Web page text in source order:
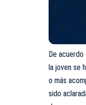
De
la joven se
o más
sido